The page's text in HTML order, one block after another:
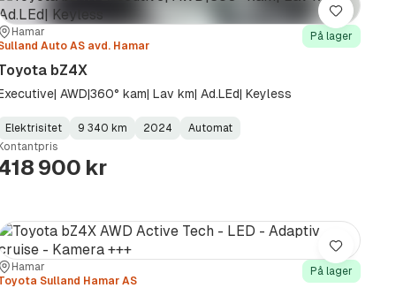
Sted:
Hamar
Forhandler:
Auto AS avd. Hamar
På lager
bZ4X
AWD|360° kam| Lav km| Ad.LEd| Keyless
Fuel
:
Elektrisitet
Kilometerstand:
9 340 km
Model
:
2024
Gearbox
:
Automat
900 kr
Lagre
Sted:
Hamar
Forhandler:
Sulland Hamar AS
På lager
Lagre